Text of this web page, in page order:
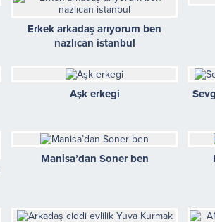
Erkek arkadaş arıyorum ben
nazlıcan istanbul
Aşk erkegi
Manisa’dan Soner ben